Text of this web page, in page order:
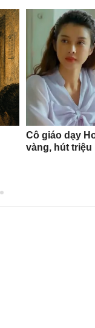
Cô giáo dạy
vàng, hút